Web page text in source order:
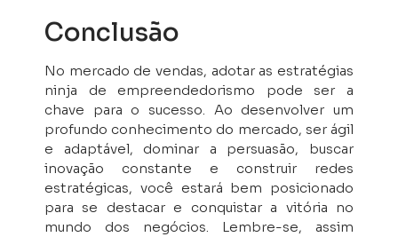
Conclusão
No mercado de vendas, adotar as estratégias
ninja de empreendedorismo pode ser a
chave para o sucesso. Ao desenvolver um
profundo conhecimento do mercado, ser ágil
e adaptável, dominar a persuasão, buscar
inovação constante e construir redes
estratégicas, você estará bem posicionado
para se destacar e conquistar a vitória no
mundo dos negócios. Lembre-se, assim